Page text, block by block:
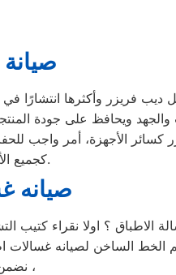
فريزر وأكثرها انتشارًا
والجهد ويحافظ على جودة
كسائر الأجهزة، أمر واجب
كجميع الأجهزة المنزلية الأخرى، للحفاظ عليها.
صيانه
الاطباق ؟ اولا نقراء كتيب
الخط الساخن لصيانه
نضمن خدمة موثوقة وبالضمان المعتمد ،